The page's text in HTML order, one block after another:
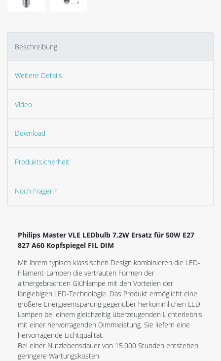
Beschreibung
Weitere Details
Video
Download
Produktsicherheit
Noch Fragen?
Philips Master VLE LEDbulb 7,2W Ersatz für 50W E27
827 A60 Kopfspiegel FIL DIM
Mit ihrem typisch klassischen Design kombinieren die LED-
Filament-Lampen die vertrauten Formen der
althergebrachten Glühlampe mit den Vorteilen der
langlebigen LED-Technologie. Das Produkt ermöglicht eine
größere Energieeinsparung gegenüber herkömmlichen LED-
Lampen bei einem gleichzeitig überzeugenden Lichterlebnis
mit einer hervorragenden Dimmleistung. Sie liefern eine
hervorragende Lichtqualität.
Bei einer Nutzlebensdauer von 15.000 Stunden entstehen
geringere Wartungskosten.